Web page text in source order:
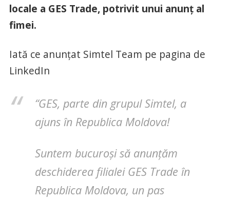
locale a GES Trade, potrivit unui anunț al
fimei.
Iată ce anunțat Simtel Team pe pagina de
LinkedIn
“GES, parte din grupul Simtel, a
ajuns în Republica Moldova!
Suntem bucuroși să anunțăm
deschiderea filialei GES Trade în
Republica Moldova, un pas